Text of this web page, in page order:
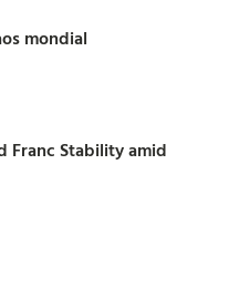
mondial
Franc Stability amid